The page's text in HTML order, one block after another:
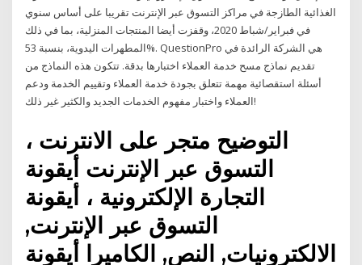
الغذائية الطازجة في مراكز التسوق عبر الإنترنت تقريبا على أساس سنوي
في فبراير/شباط 2020، وقفزت أيضا المنتجات المنزلية، بما في ذلك
المطهرات اليدوية، بنسبة 53%. QuestionPro هي الشركة الرائدة في
تقديم نماذج مسح خدمة العملاء اختبارها بدقة. تتكون هذه النماذج من
أسئلة استقصائية مهمة تتعلق بجودة خدمة العملاء وتقييم الخدمة ودعم
العملاء واختبار مفهوم الخدمات الجديد والكثير غير ذلك!
التوضيح متجر على الانترنت ،
التسوق عبر الإنترنت أيقونة
التجارة الإلكترونية ، أيقونة
التسوق عبر الإنترنت,
الالكترونيات, النص, الكاميرا أيقونة